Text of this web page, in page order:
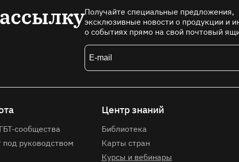
Получайте специальные предложения,
эксклюзивные новости о продукции и
о событиях прямо на свой почтовый
сообщества
под руководством
Центр знаний
Библиотека
Карты стран
Курсы и вебинары